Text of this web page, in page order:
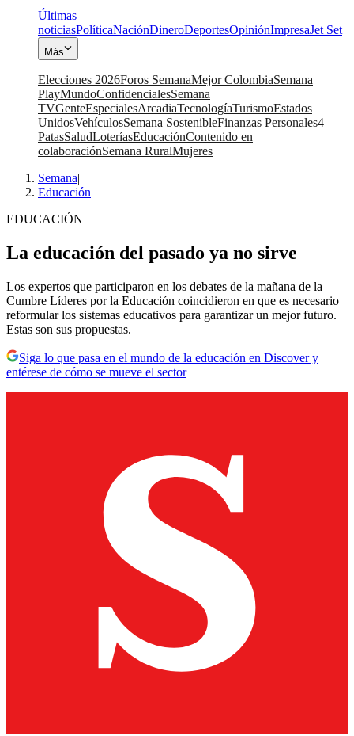
Últimas
noticiasPolíticaNaciónDineroDeportesOpiniónImpresaJet Set
Más
Elecciones 2026Foros SemanaMejor ColombiaSemana
PlayMundoConfidencialesSemana
TVGenteEspecialesArcadiaTecnologíaTurismoEstados
UnidosVehículosSemana SostenibleFinanzas Personales4
PatasSaludLoteríasEducaciónContenido en
colaboraciónSemana RuralMujeres
Semana|
Educación
EDUCACIÓN
La educación del pasado ya no sirve
Los expertos que participaron en los debates de la mañana de la
Cumbre Líderes por la Educación coincidieron en que es necesario
reformular los sistemas educativos para garantizar un mejor futuro.
Estas son sus propuestas.
Siga lo que pasa en el mundo de la educación en Discover y
entérese de cómo se mueve el sector